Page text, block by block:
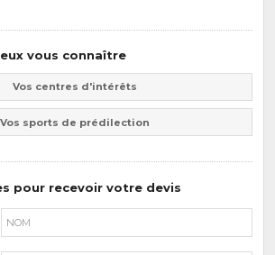
vous connaître
Vos centres d'intérêts
Vos sports de prédilection
pour recevoir votre devis